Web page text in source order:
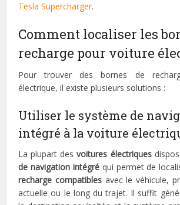
Tesla Supercharger.
Comment localiser les
recharge pour voiture
Pour trouver des bornes de
électrique, il existe plusieurs solutions :
Utiliser le système de
intégré à la voiture
La plupart desvoitures électriques
de navigation intégréqui permet de
recharge compatiblesavec le véhicule,
actuelle ou le long du trajet. Il suffit